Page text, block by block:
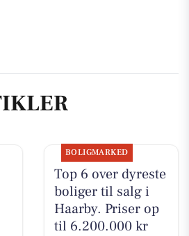
BOLIGMARKED
Top 6 over dyreste
boliger til salg i
Haarby. Priser op
til 6.200.000 kr